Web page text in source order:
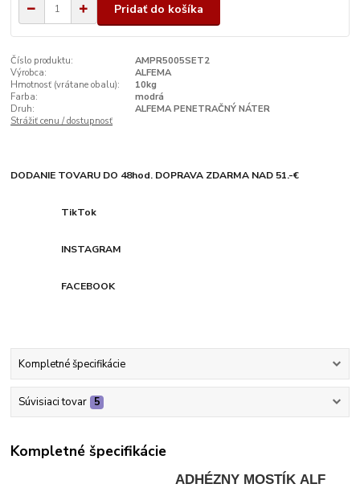
Pridať do košíka
Číslo produktu:
AMPR5005SET2
Výrobca:
ALFEMA
Hmotnosť (vrátane obalu):
10kg
Farba:
modrá
Druh:
ALFEMA PENETRAČNÝ NÁTER
Strážiť cenu / dostupnosť
DODANIE TOVARU DO 48hod. DOPRAVA ZDARMA NAD 51.-€
TikTok
INSTAGRAM
FACEBOOK
Kompletné špecifikácie
Súvisiaci tovar 5
Kompletné špecifikácie
ADHÉZNY MOSTÍK ALF